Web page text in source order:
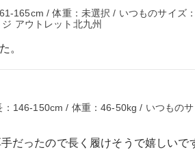
165cm / 体重：未選択 / いつものサイズ
アウトレット北九州
。
146-150cm / 体重：46-50kg / いつものサ
だったので長く履けそうで嬉しいで